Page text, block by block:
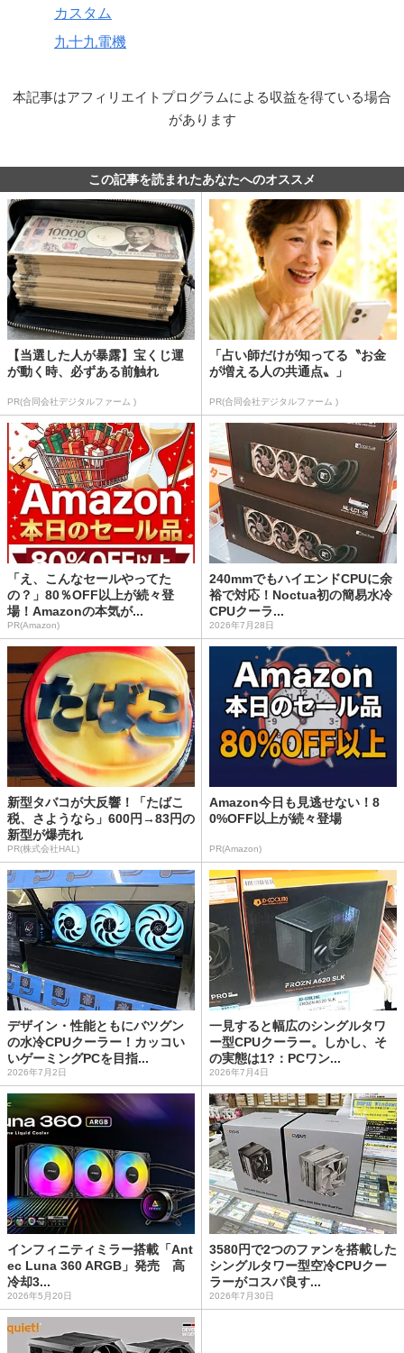
カスタム
九十九電機
本記事はアフィリエイトプログラムによる収益を得ている場合
があります
この記事を読まれたあなたへのオススメ
【当選した人が暴露】宝くじ運
が動く時、必ずある前触れ
PR(合同会社デジタルファーム )
「占い師だけが知ってる〝お金
が増える人の共通点〟」
PR(合同会社デジタルファーム )
「え、こんなセールやってた
の？」80％OFF以上が続々登
場！Amazonの本気が...
PR(Amazon)
240mmでもハイエンドCPUに余
裕で対応！Noctua初の簡易水冷
CPUクーラ...
2026年7月28日
新型タバコが大反響！「たばこ
税、さようなら」600円→83円の
新型が爆売れ
PR(株式会社HAL)
Amazon今日も見逃せない！8
0%OFF以上が続々登場
PR(Amazon)
デザイン・性能ともにバツグン
の水冷CPUクーラー！カッコい
いゲーミングPCを目指...
2026年7月2日
一見すると幅広のシングルタワ
ー型CPUクーラー。しかし、そ
の実態は1?：PCワン...
2026年7月4日
インフィニティミラー搭載「Ant
ec Luna 360 ARGB」発売 高
冷却3...
2026年5月20日
3580円で2つのファンを搭載した
シングルタワー型空冷CPUクー
ラーがコスパ良す...
2026年7月30日